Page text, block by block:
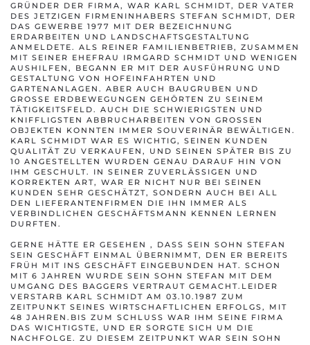
GRÜNDER DER FIRMA, WAR KARL SCHMIDT, DER VATER
DES JETZIGEN FIRMENINHABERS STEFAN SCHMIDT, DER
DAS GEWERBE 1977 MIT DER BEZEICHNUNG
ERDARBEITEN UND LANDSCHAFTSGESTALTUNG
ANMELDETE. ALS REINER FAMILIENBETRIEB, ZUSAMMEN
MIT SEINER EHEFRAU IRMGARD SCHMIDT UND WENIGEN
AUSHILFEN, BEGANN ER MIT DER AUSFÜHRUNG UND
GESTALTUNG VON HOFEINFAHRTEN UND
GARTENANLAGEN. ABER AUCH BAUGRUBEN UND
GROSSE ERDBEWEGUNGEN GEHÖRTEN ZU SEINEM T
ÄTIGKEITSFELD. AUCH DIE SCHWIERIGSTEN UND K
NIFFLIGSTEN ABBRUCHARBEITEN VON GROSSEN OB
JEKTEN KONNTEN IMMER SOUVERINÄR BEWÄLTIGEN.
KARL SCHMIDT WAR ES WICHTIG, SEINEN KUNDEN
QUALITÄT ZU VERKAUFEN, UND SEINEN SPÄTER BIS ZU
10 ANGESTELLTEN WURDEN GENAU DARAUF HIN VON
IHM GESCHULT. IN SEINER ZUVERLÄSSIGEN UND
KORREKTEN ART, WAR ER NICHT NUR BEI SEINEN
KUNDEN SEHR GESCHÄTZT, SONDERN AUCH BEI ALL
DEN LIEFERANTENFIRMEN DIE IHN IMMER ALS
VERBINDLICHEN GESCHÄFTSMANN KENNEN LERNEN
DURFTEN.
GERNE HÄTTE ER GESEHEN , DASS SEIN SOHN STEFAN
SEIN GESCHÄFT EINMAL ÜBERNIMMT, DEN ER BEREITS
FRÜH MIT INS GESCHÄFT EINGEBUNDEN HAT. SCHON
MIT 6 JAHREN WURDE SEIN SOHN STEFAN MIT DEM
UMGANG DES BAGGERS VERTRAUT GEMACHT.LEIDER
VERSTARB KARL SCHMIDT AM 03.10.1987 ZUM
ZEITPUNKT SEINES WIRTSCHAFTLICHEN ERFOLGS, MIT
48 JAHREN.BIS ZUM SCHLUSS WAR IHM SEINE FIRMA
DAS WICHTIGSTE, UND ER SORGTE SICH UM DIE
NACHFOLGE. ZU DIESEM ZEITPUNKT WAR SEIN SOHN